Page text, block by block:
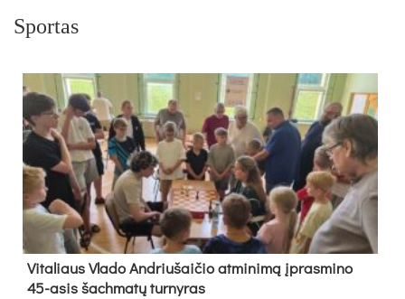
Sportas
Vi­ta­liaus Vla­do And­riu­šai­čio at­mi­ni­mą įpras­mi­no
45-asis šach­ma­tų tur­ny­ras